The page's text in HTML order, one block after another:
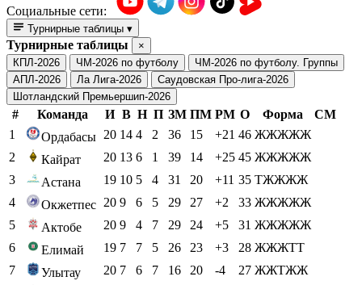
Социальные сети:
Турнирные таблицы ▾
Турнирные таблицы
×
КПЛ-2026
ЧМ-2026 по футболу
ЧМ-2026 по футболу. Группы
АПЛ-2026
Ла Лига-2026
Саудовская Про-лига-2026
Шотландский Премьершип-2026
# Команда И В Н П ЗМ ПМ РМ О Форма
СМ
1
Ордабасы 20 14 4 2 36 15 +21 46 ЖЖЖЖЖ
2
Кайрат 20 13 6 1 39 14 +25 45 ЖЖЖЖЖ
3
Астана 19 10 5 4 31 20 +11 35 ТЖЖЖЖ
4
Окжетпес 20 9 6 5 29 27 +2 33 ЖЖЖЖЖ
5
Актобе 20 9 4 7 29 24 +5 31 ЖЖЖЖЖ
6
Елимай 19 7 7 5 26 23 +3 28 ЖЖЖТТ
7
Улытау 20 7 6 7 16 20 -4 27 ЖЖТЖЖ